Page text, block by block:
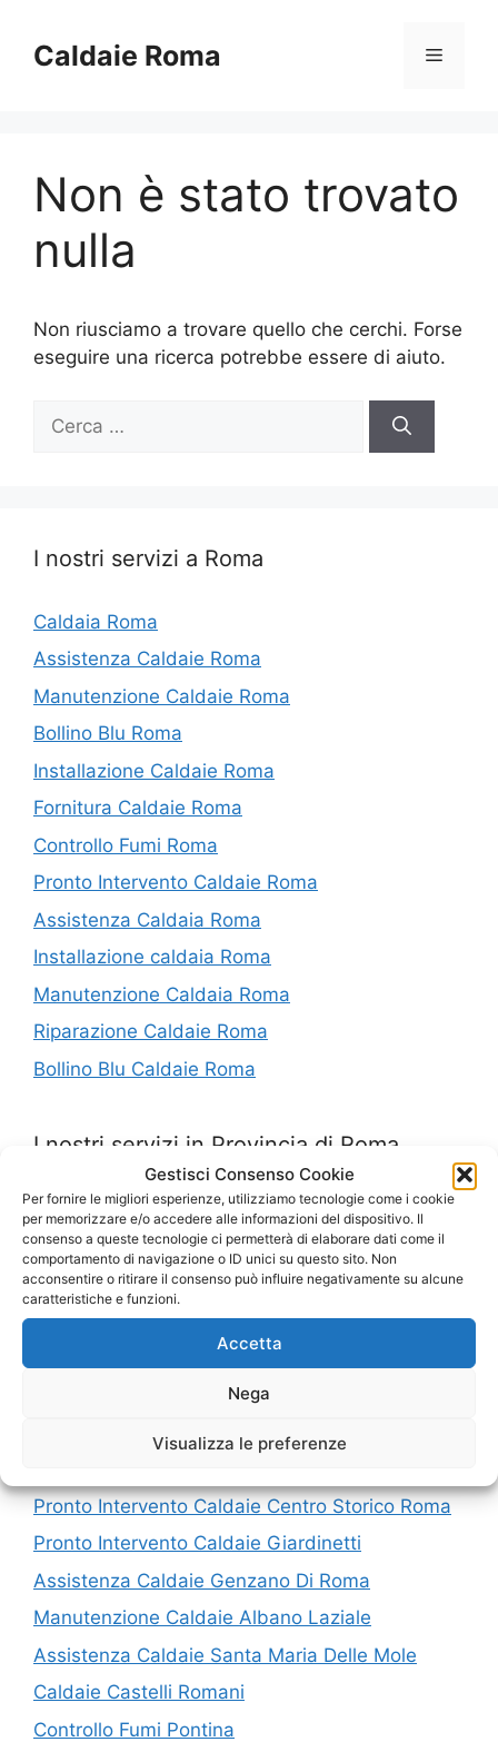
Gestisci Consenso Cookie
Per fornire le migliori esperienze, utilizziamo tecnologie come i cookie
per memorizzare e/o accedere alle informazioni del dispositivo. Il
consenso a queste tecnologie ci permetterà di elaborare dati come il
comportamento di navigazione o ID unici su questo sito. Non
acconsentire o ritirare il consenso può influire negativamente su alcune
caratteristiche e funzioni.
Accetta
Nega
Visualizza le preferenze
contenuto
Caldaie Roma Menu
Non è stato trovato
nulla
Non riusciamo a trovare quello che cerchi. Forse
eseguire una ricerca potrebbe essere di aiuto.
per:
I nostri servizi a Roma
Caldaia Roma
Assistenza Caldaie Roma
Manutenzione Caldaie Roma
Bollino Blu Roma
Installazione Caldaie Roma
Fornitura Caldaie Roma
Controllo Fumi Roma
Pronto Intervento Caldaie Roma
Assistenza Caldaia Roma
Installazione caldaia Roma
Manutenzione Caldaia Roma
Riparazione Caldaie Roma
Bollino Blu Caldaie Roma
I nostri servizi in Provincia di Roma
Assistenza Caldaie Lariano
Assistenza Caldaie Pantheon
Controllo Fumi Monte Compatri
Installazione Caldaie Ostiense Roma
Installazione Caldaie Aranova
Caldaie Colli Portuensi
Fornitura Caldaie Tor De Cenci
Pronto Intervento Caldaie Centro Storico Roma
Pronto Intervento Caldaie Giardinetti
Assistenza Caldaie Genzano Di Roma
Manutenzione Caldaie Albano Laziale
Assistenza Caldaie Santa Maria Delle Mole
Caldaie Castelli Romani
Controllo Fumi Pontina